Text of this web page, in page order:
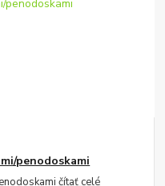
penodoskami
čítať celé